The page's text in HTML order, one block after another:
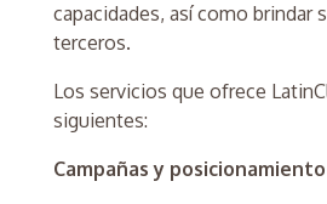
capacidades, así como brindar
terceros.
Los servicios que ofrece
siguientes:
Campañas y